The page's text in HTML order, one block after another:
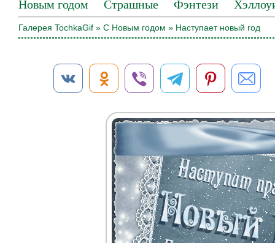
Новым годом
Страшные Фэнтези
Галерея TochkaGif » С Новым годом » Наступает новый год